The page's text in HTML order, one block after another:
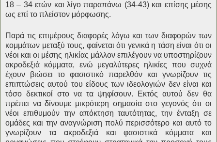
18 – 34 ετών και λίγο παραπάνω (34-43) και επίσης μέσης
ως επί το πλείστον μόρφωσης.
Παρά τις επιμέρους διαφορές λόγω και των διαφορών των
κομμάτων μεταξύ τους, φαίνεται ότι γενικά η τάση είναι ότι οι
νέοι και οι μέσης ηλικίας μάλλον επιλέγουν να υποστηρίζουν
ακροδεξιά κόμματα, ενώ μεγαλύτερες ηλικίες που συχνά
έχουν βιώσει το φασιστικό παρελθόν και γνωρίζουν τις
επιπτώσεις αυτού του είδους των ιδεολογιών δεν είναι και
τόσο δεκτικοί στο να τα ψηφίσουν. Εκτός αυτού δεν θα
πρέπει να δίνουμε μικρότερη σημασία στο γεγονός ότι οι
νέοι επιθυμούν την απόκτηση ταυτότητας, την ένταξη σε
ομάδες και την αναγνώριση πολύ περισσότερο και αυτό το
γνωρίζουν τα ακροδεξιά και φασιστικά κόμματα και